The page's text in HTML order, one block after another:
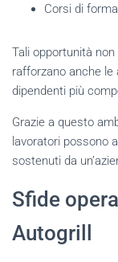
Corsi di
Tali opportunità
rafforzano anche le
dipendenti più
Grazie a questo
lavoratori possono
sostenuti da
Sfide
Autogrill